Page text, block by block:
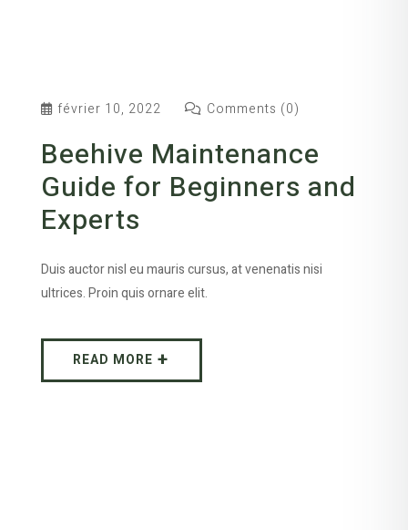
février 10, 2022 Comments (0)
Beehive Maintenance
Guide for Beginners and
Experts
Duis auctor nisl eu mauris cursus, at venenatis nisi
ultrices. Proin quis ornare elit.
READ MORE